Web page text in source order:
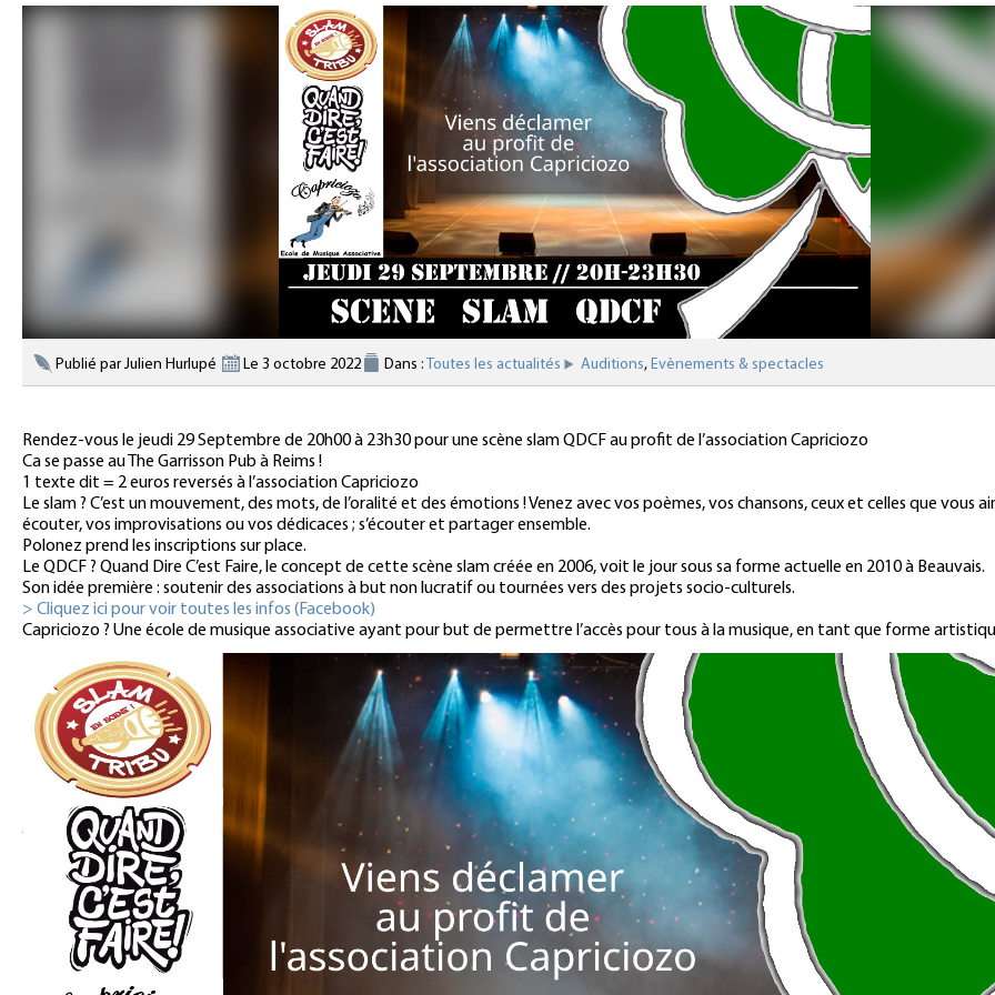
Publié par Julien Hurlupé Le 3 octobre 2022 Dans : Toutes les actualités Auditions Evènements & spectacles
Rendez-vous le jeudi 29 Septembre de 20h00 à 23h30 pour une scène slam QDCF au profit de l’association Capriciozo
Ca se passe au The Garrisson Pub à Reims !
1 texte dit = 2 euros reversés à l’association Capriciozo
Le slam ? C’est un mouvement, des mots, de l’oralité et des émotions ! Venez avec vos poèmes, vos chansons, ceux et celles que vous
écouter, vos improvisations ou vos dédicaces ; s’écouter et partager ensemble.
Polonez prend les inscriptions sur place.
Le QDCF ? Quand Dire C’est Faire, le concept de cette scène slam créée en 2006, voit le jour sous sa forme actuelle en 2010 à Beauvais.
Son idée première : soutenir des associations à but non lucratif ou tournées vers des projets socio-culturels.
> Cliquez ici pour voir toutes les infos (Facebook)
Capriciozo ? Une école de musique associative ayant pour but de permettre l’accès pour tous à la musique, en tant que forme